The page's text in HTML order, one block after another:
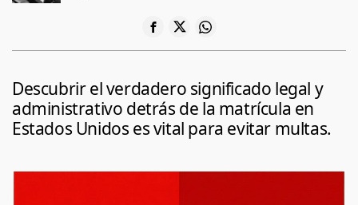
Descubrir el verdadero significado legal y
administrativo detrás de la matrícula en
Estados Unidos es vital para evitar multas.